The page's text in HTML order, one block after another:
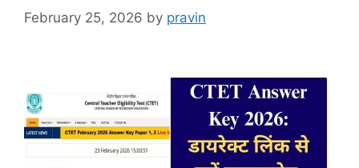
February 25, 2026 by pravin